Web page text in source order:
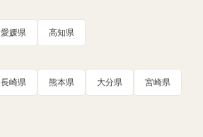
愛媛県 高知県
長崎県 熊本県 大分県 宮崎県